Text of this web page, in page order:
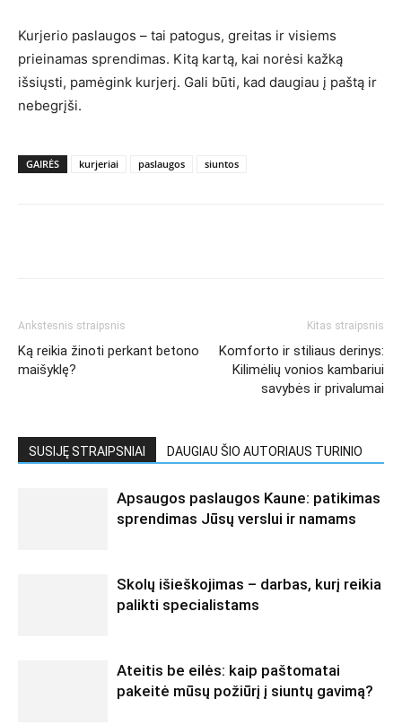
Kurjerio paslaugos – tai patogus, greitas ir visiems
prieinamas sprendimas. Kitą kartą, kai norėsi kažką
išsiųsti, pamėgink kurjerį. Gali būti, kad daugiau į paštą ir
nebegrįši.
GAIRĖS kurjeriai paslaugos siuntos
Ankstesnis straipsnis
Ką reikia žinoti perkant betono
maišyklę?
Kitas straipsnis
Komforto ir stiliaus derinys:
Kilimėlių vonios kambariui
savybės ir privalumai
SUSIJĘ STRAIPSNIAI DAUGIAU ŠIO AUTORIAUS TURINIO
Apsaugos paslaugos Kaune: patikimas
sprendimas Jūsų verslui ir namams
Skolų išieškojimas – darbas, kurį reikia
palikti specialistams
Ateitis be eilės: kaip paštomatai
pakeitė mūsų požiūrį į siuntų gavimą?